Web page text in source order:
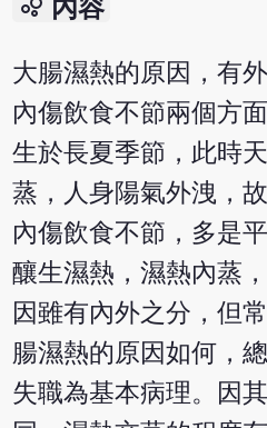
bubble_chart 內容
大腸濕熱的原因，有
內傷飲食不節兩個方
生於長夏季節，此時
蒸，人身陽氣外洩，
內傷飲食不節，多是
釀生濕熱，濕熱內蒸
因雖有內外之分，但
腸濕熱的原因如何，
失職為基本病理。因